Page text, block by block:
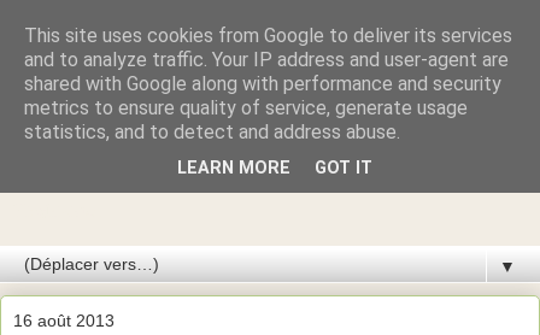
Azawakhs & Taïgans de
GARDE-ÉPÉE
▼
16 août 2013
This site uses cookies from Google to deliver its services
and to analyze traffic. Your IP address and user-agent are
shared with Google along with performance and security
metrics to ensure quality of service, generate usage
statistics, and to detect and address abuse.
LEARN MORE GOT IT